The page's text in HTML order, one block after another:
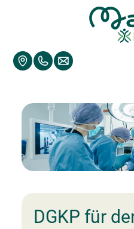
Navigate to content[1]
Accesskey
[2]
Accesskey
DGKP für